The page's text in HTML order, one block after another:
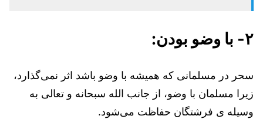
۲- با وضو بودن:
سحر در مسلمانی که همیشه با وضو باشد اثر نمی‌گذارد،
زیرا مسلمان با وضو، از جانب الله سبحانه و تعالی به
وسیله ی فرشتگان حفاظت می‌شود.